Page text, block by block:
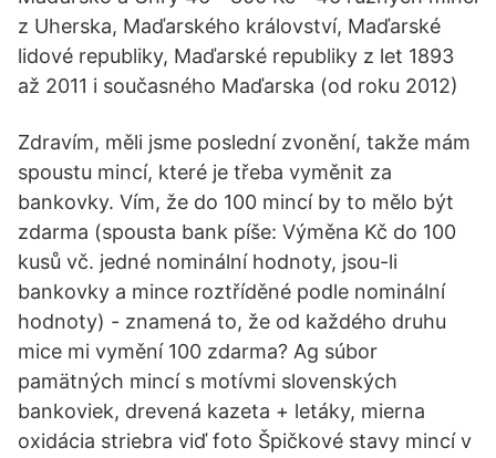
z Uherska, Maďarského království, Maďarské
lidové republiky, Maďarské republiky z let 1893
až 2011 i současného Maďarska (od roku 2012)
Zdravím, měli jsme poslední zvonění, takže mám
spoustu mincí, které je třeba vyměnit za
bankovky. Vím, že do 100 mincí by to mělo být
zdarma (spousta bank píše: Výměna Kč do 100
kusů vč. jedné nominální hodnoty, jsou-li
bankovky a mince roztříděné podle nominální
hodnoty) - znamená to, že od každého druhu
mice mi vymění 100 zdarma? Ag súbor
pamätných mincí s motívmi slovenských
bankoviek, drevená kazeta + letáky, mierna
oxidácia striebra viď foto Špičkové stavy mincí v